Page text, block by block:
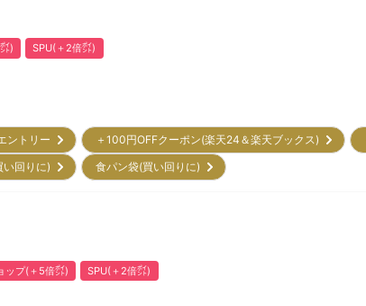
) SPU(＋2倍㌽)
ントリー ＋100円OFFクーポン(楽天24＆楽天ブックス)
い回りに) 食パン袋(買い回りに)
ップ(＋5倍㌽) SPU(＋2倍㌽)